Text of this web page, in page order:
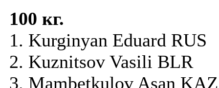
100 кг.
1. Kurginyan Eduard RUS
2. Kuznitsov Vasili BLR
3. Mambetkulov Asan KAZ